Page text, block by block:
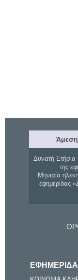
Δυνατή Ετήσια
της
Μηνιαία
εφημερίδας